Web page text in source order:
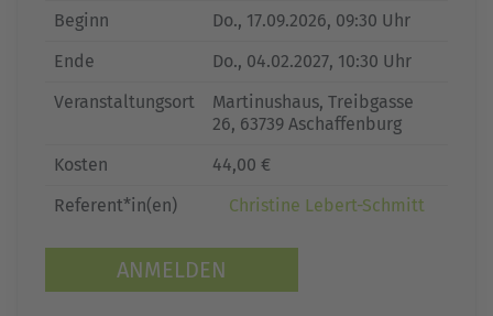
Beginn
Do., 17.09.2026, 09:30 Uhr
Ende
Do., 04.02.2027, 10:30 Uhr
Veranstaltungsort
Martinushaus, Treibgasse
26, 63739 Aschaffenburg
Kosten
44,00 €
Referent*in(en)
Christine Lebert-Schmitt
ANMELDEN